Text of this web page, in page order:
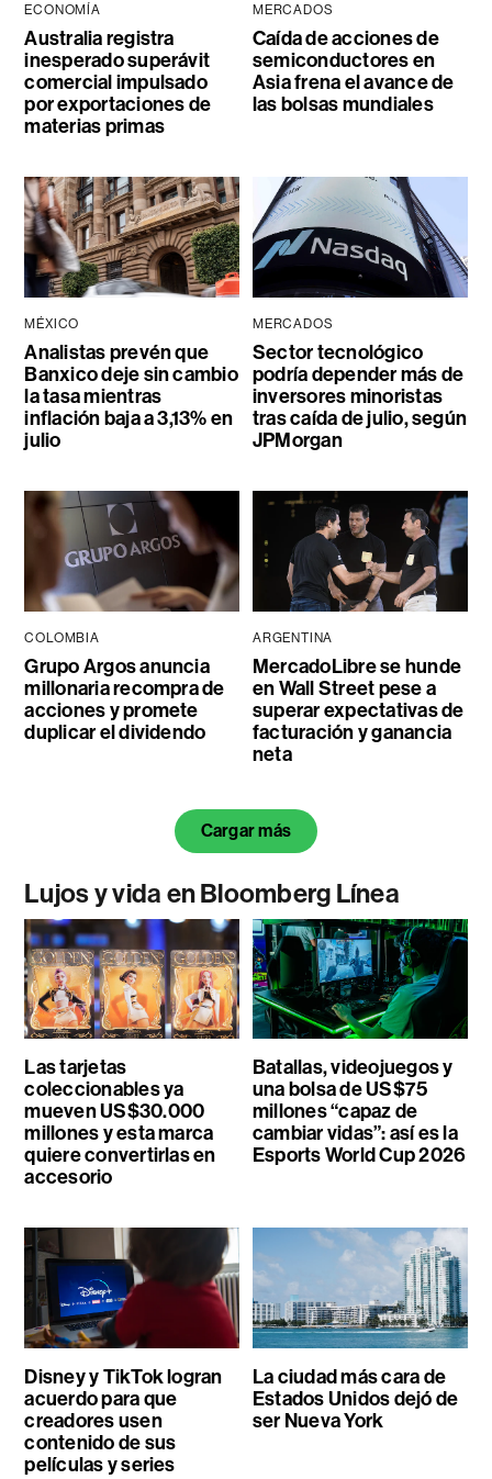
ECONOMÍA
Australia registra
inesperado superávit
comercial impulsado
por exportaciones de
materias primas
MERCADOS
Caída de acciones de
semiconductores en
Asia frena el avance de
las bolsas mundiales
MÉXICO
Analistas prevén que
Banxico deje sin cambio
la tasa mientras
inflación baja a 3,13% en
julio
MERCADOS
Sector tecnológico
podría depender más de
inversores minoristas
tras caída de julio, según
JPMorgan
COLOMBIA
Grupo Argos anuncia
millonaria recompra de
acciones y promete
duplicar el dividendo
ARGENTINA
MercadoLibre se hunde
en Wall Street pese a
superar expectativas de
facturación y ganancia
neta
Cargar más
Lujos y vida en Bloomberg Línea
Las tarjetas
coleccionables ya
mueven US$30.000
millones y esta marca
quiere convertirlas en
accesorio
Batallas, videojuegos y
una bolsa de US$75
millones “capaz de
cambiar vidas”: así es la
Esports World Cup 2026
Disney y TikTok logran
acuerdo para que
creadores usen
contenido de sus
películas y series
La ciudad más cara de
Estados Unidos dejó de
ser Nueva York